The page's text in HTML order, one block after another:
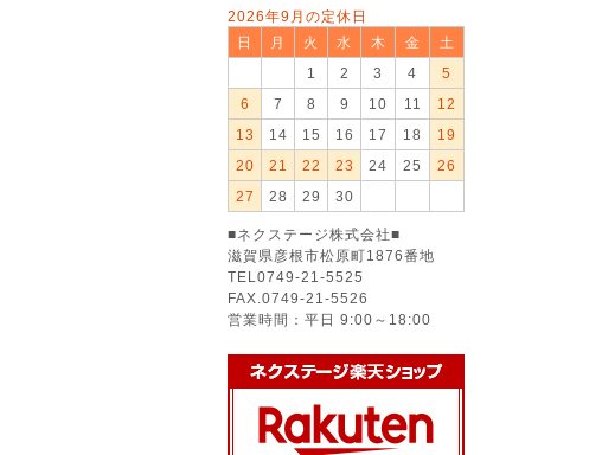
2026年9月の定休日
日
月 火 水 木 金
土
1
2 3 4
5
6
7 8 9 10 11
12
13
14 15 16 17 18
19
20
21 22 23 24 25
26
27
28 29 30
■ネクステージ株式会社■
滋賀県彦根市松原町1876番地
TEL0749-21-5525
FAX.0749-21-5526
営業時間：平日 9:00～18:00